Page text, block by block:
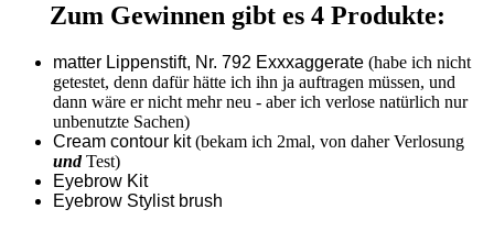
Zum Gewinnen gibt es 4 Produkte:
matter Lippenstift, Nr. 792 Exxxaggerate (habe ich nicht
getestet, denn dafür hätte ich ihn ja auftragen müssen, und
dann wäre er nicht mehr neu - aber ich verlose natürlich nur
unbenutzte Sachen)
Cream contour kit(bekam ich 2mal, von daher Verlosung
undTest)
Eyebrow Kit
Eyebrow Stylist brush